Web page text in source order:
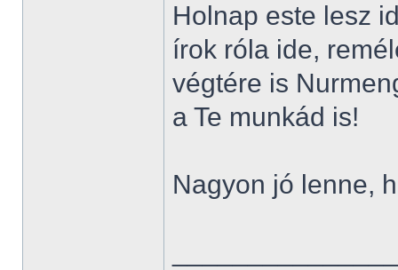
Holnap este lesz
írok róla ide,
végtére is
a Te munkád is!
Nagyon jó lenne,